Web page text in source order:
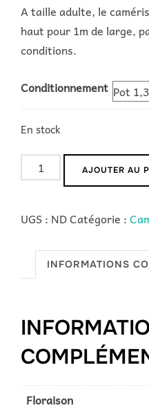
A taille adulte, le
haut pour 1m de large,
conditions.
Conditionnement
En stock
quantité
de
Blizzard
AJOUTER AU
UGS : NDCatégorie :
INFORMATIONS
Floraison